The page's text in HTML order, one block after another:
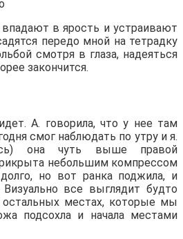
в ярость и устраивают
передо мной на тетрадку
смотря в глаза, надеяться
закончится.
А. говорила, что у нее там
смог наблюдать по утру и я.
она чуть выше правой
небольшим компрессом
но вот ранка поджила, и
Визуально все выглядит будто
остальных местах, которые мы
подсохла и начала местами